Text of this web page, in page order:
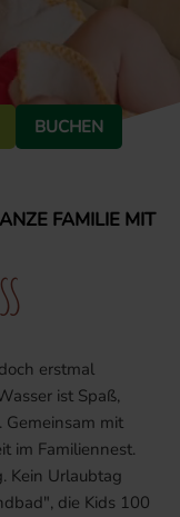
BUCHEN
FAMILIE MIT
erstmal
ist Spaß,
Gemeinsam mit
im Familiennest.
Kein Urlaubtag
die Kids 100